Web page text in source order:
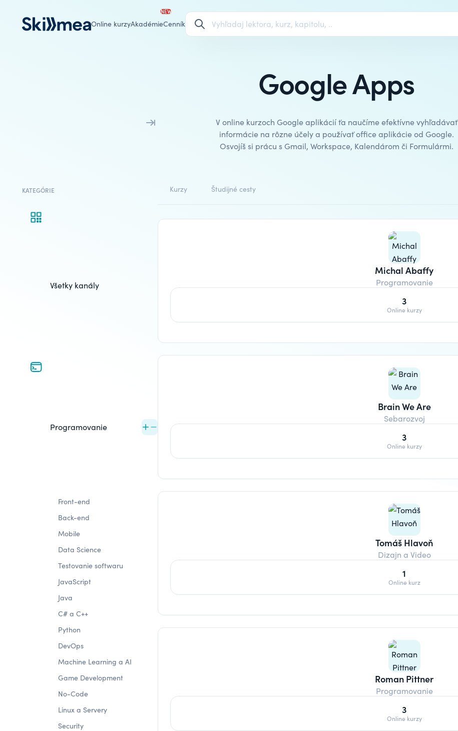
Online kurzyAkadémie
NEW
Cenník
Google Apps
V online kurzoch Google aplikácií ťa naučíme efektívne vyhľadávať
informácie na rôzne účely a používať office aplikácie od Google.
Osvojíš si prácu s Gmail, Workspace, Kalendárom či Formulármi.
KATEGÓRIE
Všetky kanály
Programovanie
Front-end
Back-end
Mobile
Data Science
Testovanie softwaru
JavaScript
Java
C# a C++
Python
DevOps
Machine Learning a AI
Game Development
No-Code
Linux a Servery
Security
Kurzy Študijné cesty
Michal Abaffy
Programovanie
3
Online kurzy
Brain We Are
Sebarozvoj
3
Online kurzy
Tomáš Hlavoň
Dizajn a Video
1
Online kurz
Roman Pittner
Programovanie
3
Online kurzy